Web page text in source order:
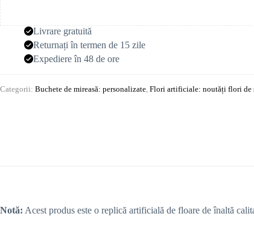
Livrare gratuită
Returnați în termen de 15 zile
Expediere în 48 de ore
Categorii: Buchete de mireasă: personalizate Flori artificiale: noutăți flori de
Notă: Acest produs este o replică artificială de floare de înaltă